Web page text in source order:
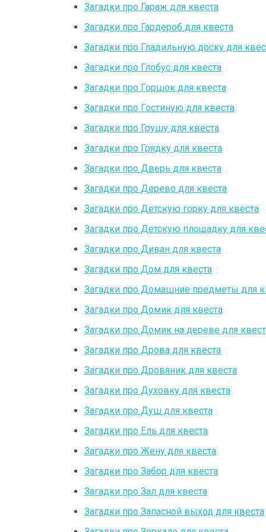
Загадки про Гараж для квеста
Загадки про Гардероб для квеста
Загадки про Гладильную доску для
Загадки про Глобус для квеста
Загадки про Горшок для квеста
Загадки про Гостиную для квеста
Загадки про Грушу для квеста
Загадки про Грядку для квеста
Загадки про Дверь для квеста
Загадки про Дерево для квеста
Загадки про Детскую горку для квеста
Загадки про Детскую площадку для
Загадки про Диван для квеста
Загадки про Дом для квеста
Загадки про Домашние предметы для
Загадки про Домик для квеста
Загадки про Домик на дереве для
Загадки про Дрова для квеста
Загадки про Дровяник для квеста
Загадки про Духовку для квеста
Загадки про Душ для квеста
Загадки про Ель для квеста
Загадки про Жену для квеста
Загадки про Забор для квеста
Загадки про Зал для квеста
Загадки про Запасной выход для квеста